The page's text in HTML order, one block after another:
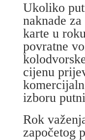
Ukoliko
naknade
karte u
povratne
cijenu
izboru
Rok
započetog